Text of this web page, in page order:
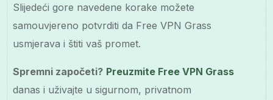
Slijedeći gore navedene korake možete
samouvjereno potvrditi da Free VPN Grass
usmjerava i štiti vaš promet.
Spremni započeti? Preuzmite Free VPN Grass
danas i uživajte u sigurnom, privatnom